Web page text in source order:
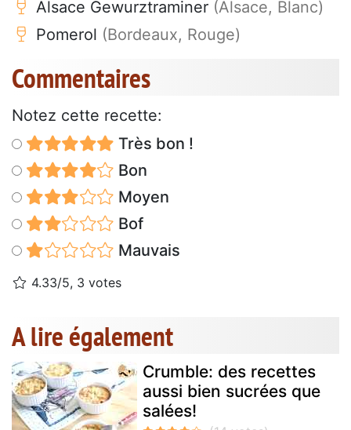
Alsace Gewurztraminer (Alsace, Blanc)
Pomerol (Bordeaux, Rouge)
Commentaires
Notez cette recette:
Très bon !
Bon
Moyen
Bof
Mauvais
4.33/5, 3 votes
A lire également
Crumble: des recettes
aussi bien sucrées que
salées!